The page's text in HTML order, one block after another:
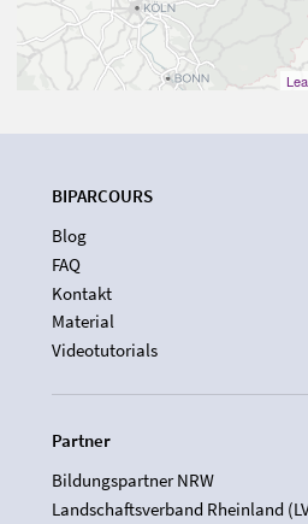
BIPARCOURS
Blog
FAQ
Kontakt
Material
Videotutorials
Partner
Bildungspartner NRW
Landschaftsverband Rheinland